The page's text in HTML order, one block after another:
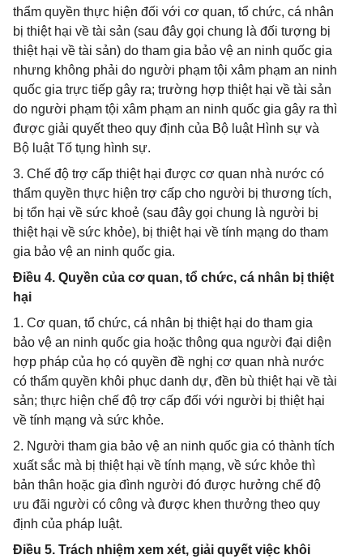
thẩm quyền thực hiện đối với cơ quan, tổ chức, cá nhân
bị thiệt hại về tài sản (sau đây gọi chung là đối tượng bị
thiệt hại về tài sản) do tham gia bảo vệ an ninh quốc gia
nhưng không phải do người phạm tội xâm phạm an ninh
quốc gia trực tiếp gây ra; trường hợp thiệt hại về tài sản
do người phạm tội xâm phạm an ninh quốc gia gây ra thì
được giải quyết theo quy định của Bộ luật Hình sự và
Bộ luật Tố tụng hình sự.
3. Chế độ trợ cấp thiệt hại được cơ quan nhà nước có
thẩm quyền thực hiện trợ cấp cho người bị thương tích,
bị tổn hại về sức khoẻ (sau đây gọi chung là người bị
thiệt hại về sức khỏe), bị thiệt hại về tính mạng do tham
gia bảo vệ an ninh quốc gia.
Điều 4. Quyền của cơ quan, tổ chức, cá nhân bị thiệt
hại
1. Cơ quan, tổ chức, cá nhân bị thiệt hại do tham gia
bảo vệ an ninh quốc gia hoặc thông qua người đại diện
hợp pháp của họ có quyền đề nghị cơ quan nhà nước
có thẩm quyền khôi phục danh dự, đền bù thiệt hại về tài
sản; thực hiện chế độ trợ cấp đối với người bị thiệt hại
về tính mạng và sức khỏe.
2. Người tham gia bảo vệ an ninh quốc gia có thành tích
xuất sắc mà bị thiệt hại về tính mạng, về sức khỏe thì
bản thân hoặc gia đình người đó được hưởng chế độ
ưu đãi người có công và được khen thưởng theo quy
định của pháp luật.
Điều 5. Trách nhiệm xem xét, giải quyết việc khôi